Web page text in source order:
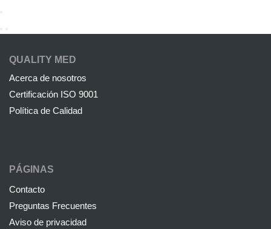
QUALITY MED
Acerca de nosotros
Certificación ISO 9001
Política de Calidad
PÁGINAS
Contacto
Preguntas Frecuentes
Aviso de privacidad